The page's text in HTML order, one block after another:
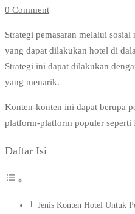
Media
0 Comment
Strategi pemasaran melalui
yang dapat dilakukan hotel di
Strategi ini dapat dilakukan
yang menarik.
Konten-konten ini dapat berupa
platform-platform populer seperti
Daftar Isi
Jenis Konten Hotel Untuk